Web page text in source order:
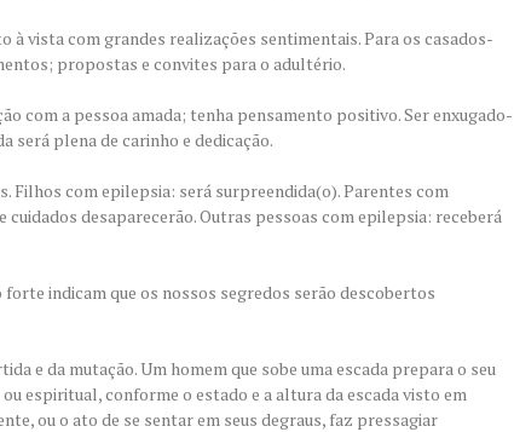
à vista com grandes realizações sentimentais. Para os casados-
propostas e convites para o adultério.
com a pessoa amada; tenha pensamento positivo. Ser enxugado-
será plena de carinho e dedicação.
Filhos com epilepsia: será surpreendida(o). Parentes com
cuidados desaparecerão. Outras pessoas com epilepsia: receberá
indicam que os nossos segredos serão descobertos
e da mutação. Um homem que sobe uma escada prepara o seu
espiritual, conforme o estado e a altura da escada visto em
ou o ato de se sentar em seus degraus, faz pressagiar